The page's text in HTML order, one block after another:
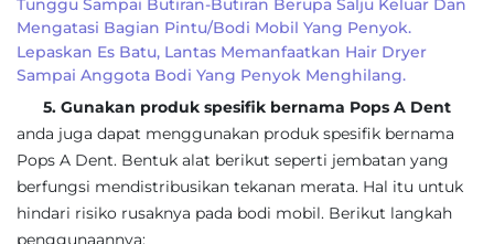
Tunggu Sampai Butiran-Butiran Berupa Salju Keluar Dan
Mengatasi Bagian Pintu/bodi Mobil Yang Penyok.
Lepaskan Es Batu, Lantas Memanfaatkan Hair Dryer
Sampai Anggota Bodi Yang Penyok Menghilang.
5. Gunakan produk spesifik bernama Pops A Dent
anda juga dapat menggunakan produk spesifik bernama
Pops A Dent. Bentuk alat berikut seperti jembatan yang
berfungsi mendistribusikan tekanan merata. Hal itu untuk
hindari risiko rusaknya pada bodi mobil. Berikut langkah
penggunaannya: